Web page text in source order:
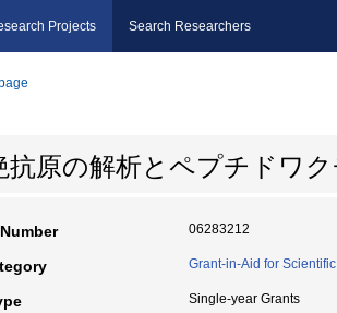
Projects Search Researchers
抗原の解析とペプチドワ
06283212
Grant-in-Aid for
Single-year Grants